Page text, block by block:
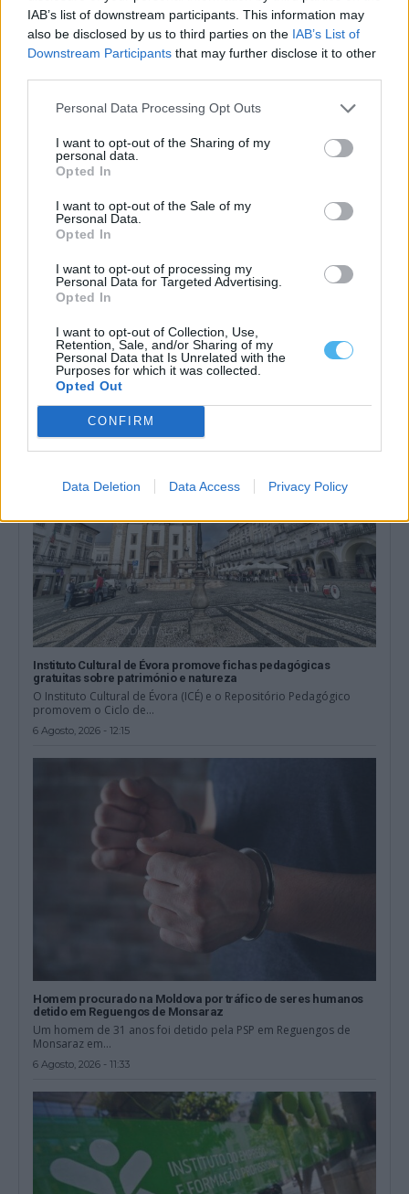
IAB’s list of downstream participants. This information may
also be disclosed by us to third parties on the IAB’s List of
Downstream Participants that may further disclose it to other
Personal Data Processing Opt Outs
I want to opt-out of the Sharing of my
personal data.
Opted In
I want to opt-out of the Sale of my
Personal Data.
Opted In
I want to opt-out of processing my
Personal Data for Targeted Advertising.
Opted In
I want to opt-out of Collection, Use,
Retention, Sale, and/or Sharing of my
Personal Data that Is Unrelated with the
Purposes for which it was collected.
Opted Out
CONFIRM
Data Deletion Data Access Privacy Policy
Évora acolhe edição de 2026 do Summit GO4TRAVEL
Évora vai receber o Summit GO4TRAVEL 2026 entre os dias 13 e
15 de...
Liga 3 arranca este fim de semana com Lusitano de Évora em
cena: Conheça o calendário
A Liga 3 Placard arranca este fim de semana, com a primeira
jornada marcada...
6 Agosto, 2026 - 14:51
Instituto Cultural de Évora promove fichas pedagógicas
gratuitas sobre património e natureza
O Instituto Cultural de Évora (ICÉ) e o Repositório Pedagógico
promovem o Ciclo de...
6 Agosto, 2026 - 12:15
Homem procurado na Moldova por tráfico de seres humanos
detido em Reguengos de Monsaraz
Um homem de 31 anos foi detido pela PSP em Reguengos de
Monsaraz em...
6 Agosto, 2026 - 11:33